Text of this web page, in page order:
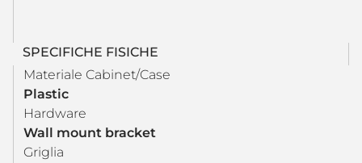
SPECIFICHE FISICHE
Materiale Cabinet/Case
Plastic
Hardware
Wall mount bracket
Griglia